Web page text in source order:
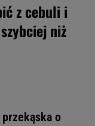
z cebuli i
niż
o